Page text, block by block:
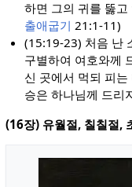
하면 그의 귀를 뚫
출애굽기 21:1-11)
(15:19-23) 처음 난
구별하여 여호와께
신 곳에서 먹되 피
승은 하나님께 드리
(16장) 유월절, 칠칠절,